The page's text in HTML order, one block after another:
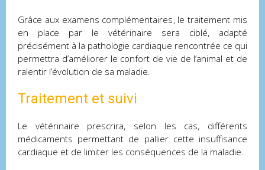
Grâce aux examens complémentaires, le traitement mis
en place par le vétérinaire sera ciblé, adapté
précisément à la pathologie cardiaque rencontrée ce qui
permettra d’améliorer le confort de vie de l’animal et de
ralentir l’évolution de sa maladie.
Traitement et suivi
Le vétérinaire prescrira, selon les cas, différents
médicaments permettant de pallier cette insuffisance
cardiaque et de limiter les conséquences de la maladie.